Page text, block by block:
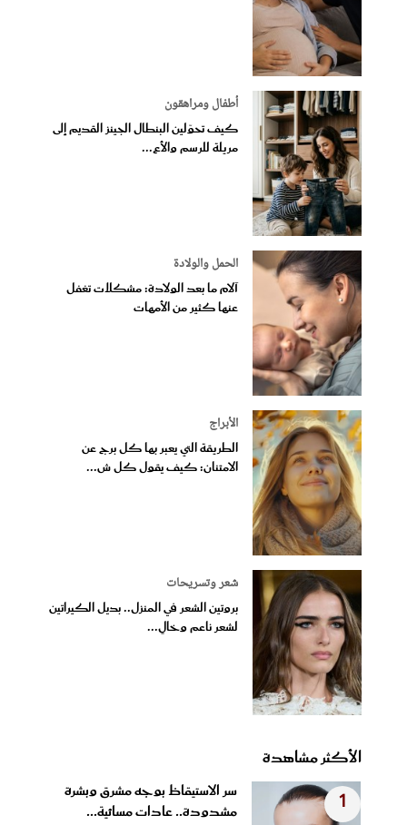
أطفال ومراهقون
كيف تحوّلين البنطال الجينز القديم إلى
مريلة للرسم والأع...
الحمل والولادة
آلام ما بعد الولادة: مشكلات تغفل
عنها كثير من الأمهات
الأبراج
الطريقة التي يعبر بها كل برج عن
الامتنان: كيف يقول كل ش...
شعر وتسريحات
بروتين الشعر في المنزل.. بديل الكيراتين
لشعر ناعم وخالٍ...
الأكثر مشاهدة
1
سر الاستيقاظ بوجه مشرق وبشرة
مشدودة.. عادات مسائية...